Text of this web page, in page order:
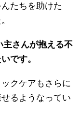
たちを助けた
主さんが抱える不
です。
クケアもさらに
るようなってい